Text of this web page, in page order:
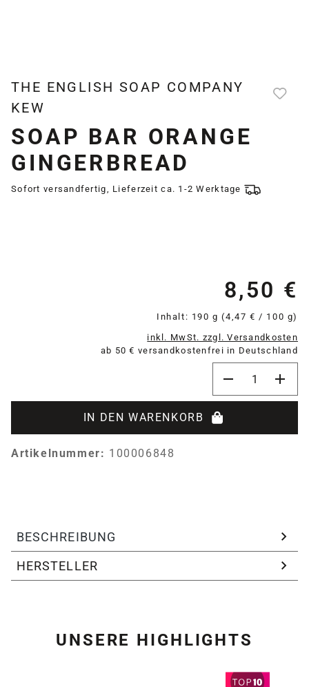
THE ENGLISH SOAP COMPANY
KEW
SOAP BAR ORANGE
GINGERBREAD
Sofort versandfertig, Lieferzeit ca. 1-2 Werktage
8,50 €
Inhalt: 190 g(4,47 € / 100 g)
inkl. MwSt. zzgl. Versandkosten
ab 50 € versandkostenfrei in Deutschland
IN DEN WARENKORB
Artikelnummer: 100006848
BESCHREIBUNG
HERSTELLER
UNSERE HIGHLIGHTS